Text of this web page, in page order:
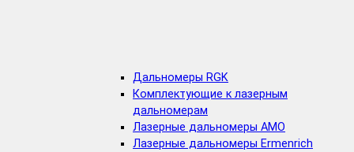
Дальномеры RGK
Комплектующие к лазерным
дальномерам
Лазерные дальномеры AMO
Лазерные дальномеры Ermenrich